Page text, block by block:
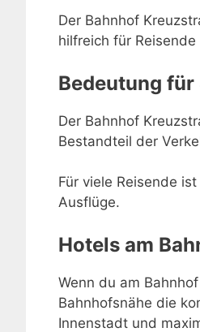
Der Bahnhof
hilfreich für
Bedeutung für
Der Bahnhof
Bestandteil der
Für viele Reisende
Ausflüge.
Hotels am
Wenn du am
Bahnhofsnähe die
Innenstadt und